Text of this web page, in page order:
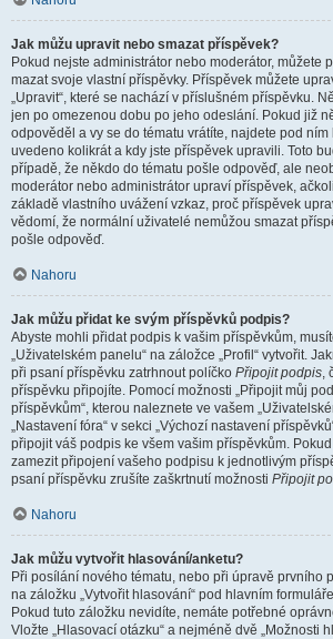
Jak můžu upravit nebo smazat příspěvek?
Pokud nejste administrátor nebo moderátor, můžete
mazat svoje vlastní příspěvky. Příspěvek můžete
„Upravit“, které se nachází v příslušném příspěvku.
jen po omezenou dobu po jeho odeslání. Pokud již
odpověděl a vy se do tématu vrátíte, najdete pod ním
uvedeno kolikrát a kdy jste příspěvek upravili. Toto
případě, že někdo do tématu pošle odpověď, ale
moderátor nebo administrátor upraví příspěvek,
základě vlastního uvážení vzkaz, proč příspěvek
vědomí, že normální uživatelé nemůžou smazat
pošle odpověď.
Nahoru
Jak můžu přidat ke svým příspěvků podpis?
Abyste mohli přidat podpis k vašim příspěvkům,
„Uživatelském panelu“ na záložce „Profil“ vytvořit.
při psaní příspěvku zatrhnout políčko Připojit podpis,
příspěvku připojíte. Pomocí možnosti „Připojit můj
příspěvkům“, kterou naleznete ve vašem
„Nastavení fóra“ v sekci „Výchozí nastavení
připojit váš podpis ke všem vašim příspěvkům.
zamezit připojení vašeho podpisu k jednotlivým
psaní příspěvku zrušíte zaškrtnutí možnosti Připojit
Nahoru
Jak můžu vytvořit hlasování/anketu?
Při posílání nového tématu, nebo při úpravě prvního
na záložku „Vytvořit hlasování“ pod hlavním
Pokud tuto záložku nevidíte, nemáte potřebné
Vložte „Hlasovací otázku“ a nejméně dvě „Možnosti